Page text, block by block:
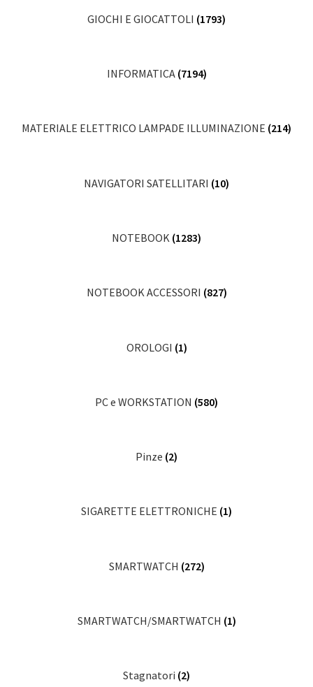
GIOCHI E GIOCATTOLI (1793)
INFORMATICA (7194)
MATERIALE ELETTRICO LAMPADE ILLUMINAZIONE (214)
NAVIGATORI SATELLITARI (10)
NOTEBOOK (1283)
NOTEBOOK ACCESSORI (827)
OROLOGI (1)
PC e WORKSTATION (580)
Pinze (2)
SIGARETTE ELETTRONICHE (1)
SMARTWATCH (272)
SMARTWATCH/SMARTWATCH (1)
Stagnatori (2)